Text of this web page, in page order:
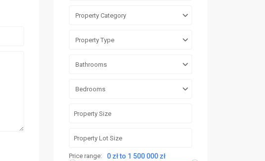
Property Category
Property Type
Bathrooms
Bedrooms
Price range: 0 zł to 1 500 000 zł